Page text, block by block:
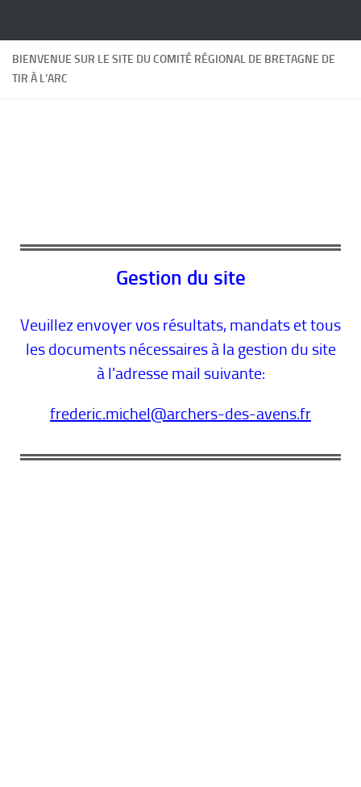
BIENVENUE SUR LE SITE DU COMITÉ RÉGIONAL DE BRETAGNE DE
TIR À L’ARC
Gestion du site
Veuillez envoyer vos résultats, mandats et tous
les documents nécessaires à la gestion du site
à l'adresse mail suivante:
frederic.michel@archers-des-avens.fr